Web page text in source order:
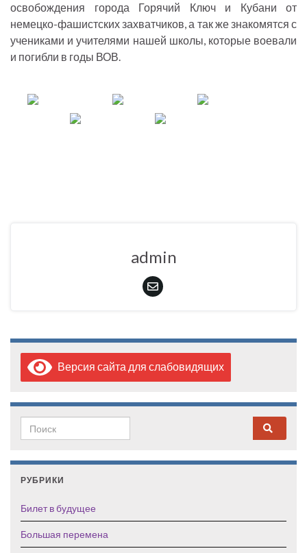
освобождения города Горячий Ключ и Кубани от
немецко-фашистских захватчиков, а так же знакомятся с
учениками и учителями нашей школы, которые воевали
и погибли в годы ВОВ.
admin
Версия сайта для слабовидящих
Search for:
РУБРИКИ
Билет в будущее
Большая перемена